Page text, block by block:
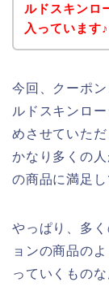
ルドスキンロ
入っています♪
今回、クーポ
ルドスキンロ
めさせていた
かなり多くの
の商品に満足
やっぱり、多
ョンの商品の
っていくもの